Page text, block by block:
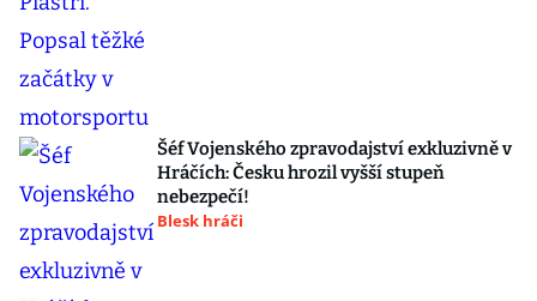
Šéf Vojenského zpravodajství exkluzivně v
Hráčích: Česku hrozil vyšší stupeň
nebezpečí!
Blesk hráči